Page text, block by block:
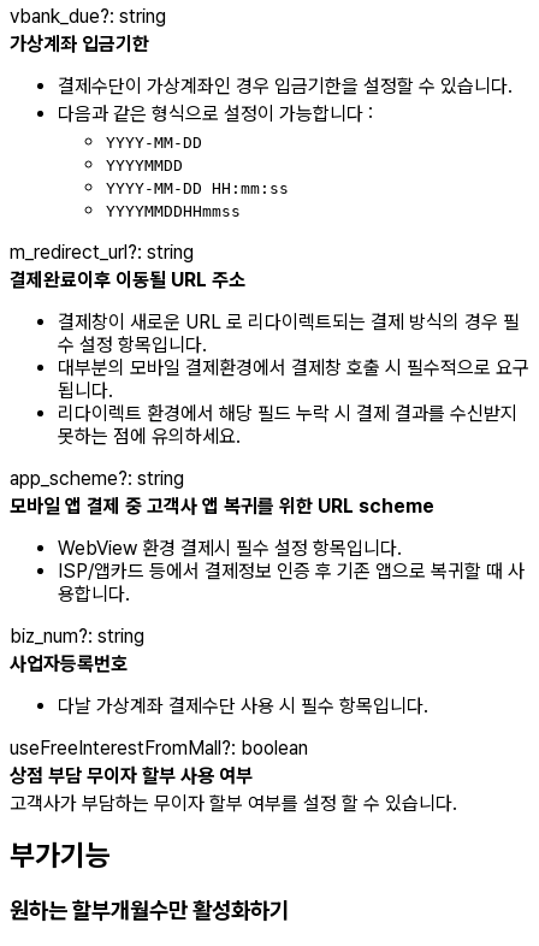
vbank_due?: string
가상계좌 입금기한
결제수단이 가상계좌인 경우 입금기한을 설정할 수 있습니다.
다음과 같은 형식으로 설정이 가능합니다 :
YYYY-MM-DD
YYYYMMDD
YYYY-MM-DD HH:mm:ss
YYYYMMDDHHmmss
m_redirect_url?: string
결제완료이후 이동될 URL 주소
결제창이 새로운 URL 로 리다이렉트되는 결제 방식의 경우 필
수 설정 항목입니다.
대부분의 모바일 결제환경에서 결제창 호출 시 필수적으로 요구
됩니다.
리다이렉트 환경에서 해당 필드 누락 시 결제 결과를 수신받지
못하는 점에 유의하세요.
app_scheme?: string
모바일 앱 결제 중 고객사 앱 복귀를 위한 URL scheme
WebView 환경 결제시 필수 설정 항목입니다.
ISP/앱카드 등에서 결제정보 인증 후 기존 앱으로 복귀할 때 사
용합니다.
biz_num?: string
사업자등록번호
다날 가상계좌 결제수단 사용 시 필수 항목입니다.
useFreeInterestFromMall?: boolean
상점 부담 무이자 할부 사용 여부
고객사가 부담하는 무이자 할부 여부를 설정 할 수 있습니다.
부가기능
원하는 할부개월수만 활성화하기